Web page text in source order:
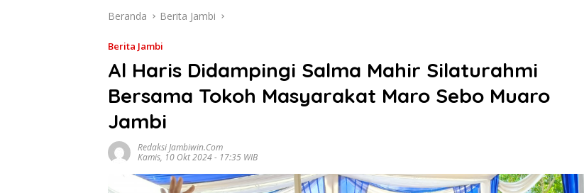
Beranda Berita Jambi
Berita Jambi
Al Haris Didampingi Salma Mahir Silaturahmi
Bersama Tokoh Masyarakat Maro Sebo Muaro
Jambi
Redaksi Jambiwin.com
Kamis, 10 Okt 2024 - 17:35 WIB